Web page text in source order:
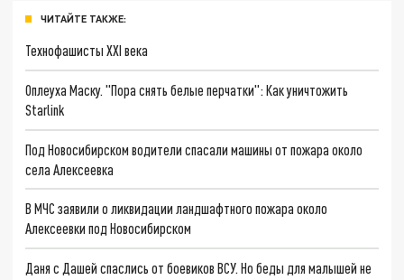
ЧИТАЙТЕ ТАКЖЕ:
Технофашисты XXI века
Оплеуха Маску. "Пора снять белые перчатки": Как уничтожить
Starlink
Под Новосибирском водители спасали машины от пожара около
села Алексеевка
В МЧС заявили о ликвидации ландшафтного пожара около
Алексеевки под Новосибирском
Даня с Дашей спаслись от боевиков ВСУ. Но беды для малышей не